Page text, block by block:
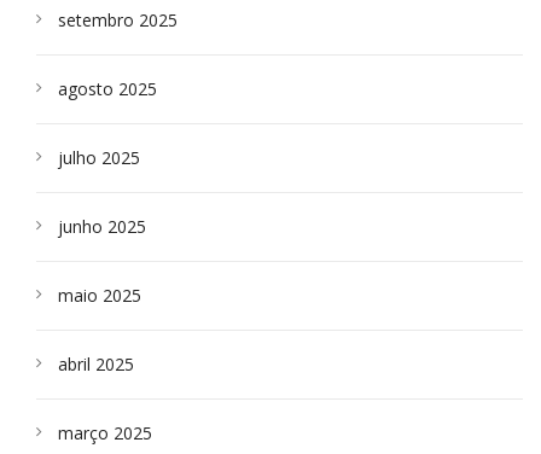
setembro 2025
agosto 2025
julho 2025
junho 2025
maio 2025
abril 2025
março 2025